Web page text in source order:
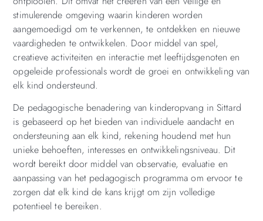
stimulerende omgeving waarin kinderen worden
aangemoedigd om te verkennen, te ontdekken en nieuwe
vaardigheden te ontwikkelen. Door middel van spel,
creatieve activiteiten en interactie met leeftijdsgenoten en
opgeleide professionals wordt de groei en ontwikkeling van
elk kind ondersteund.
De pedagogische benadering van kinderopvang in Sittard
is gebaseerd op het bieden van individuele aandacht en
ondersteuning aan elk kind, rekening houdend met hun
unieke behoeften, interesses en ontwikkelingsniveau. Dit
wordt bereikt door middel van observatie, evaluatie en
aanpassing van het pedagogisch programma om ervoor te
zorgen dat elk kind de kans krijgt om zijn volledige
potentieel te bereiken.